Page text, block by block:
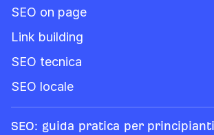
SEO on page
Link building
SEO tecnica
SEO locale
SEO: guida pratica per